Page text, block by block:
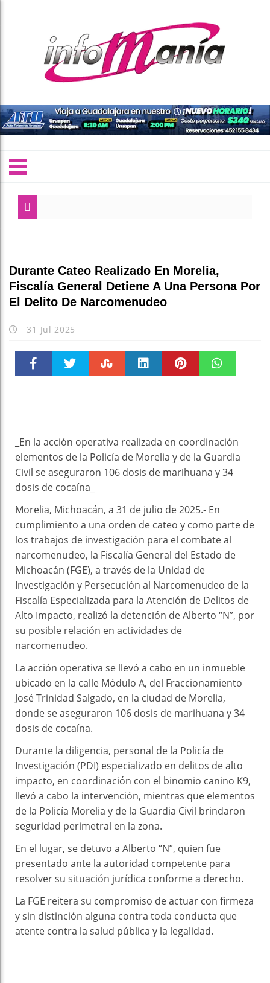
Durante Cateo Realizado En Morelia,
Fiscalía General Detiene A Una Persona Por
El Delito De Narcomenudeo
31 Jul 2025
_En la acción operativa realizada en coordinación
elementos de la Policía de Morelia y de la Guardia
Civil se aseguraron 106 dosis de marihuana y 34
dosis de cocaína_
Morelia, Michoacán, a 31 de julio de 2025.- En
cumplimiento a una orden de cateo y como parte de
los trabajos de investigación para el combate al
narcomenudeo, la Fiscalía General del Estado de
Michoacán (FGE), a través de la Unidad de
Investigación y Persecución al Narcomenudeo de la
Fiscalía Especializada para la Atención de Delitos de
Alto Impacto, realizó la detención de Alberto “N”, por
su posible relación en actividades de
narcomenudeo.
La acción operativa se llevó a cabo en un inmueble
ubicado en la calle Módulo A, del Fraccionamiento
José Trinidad Salgado, en la ciudad de Morelia,
donde se aseguraron 106 dosis de marihuana y 34
dosis de cocaína.
Durante la diligencia, personal de la Policía de
Investigación (PDI) especializado en delitos de alto
impacto, en coordinación con el binomio canino K9,
llevó a cabo la intervención, mientras que elementos
de la Policía Morelia y de la Guardia Civil brindaron
seguridad perimetral en la zona.
En el lugar, se detuvo a Alberto “N”, quien fue
presentado ante la autoridad competente para
resolver su situación jurídica conforme a derecho.
La FGE reitera su compromiso de actuar con firmeza
y sin distinción alguna contra toda conducta que
atente contra la salud pública y la legalidad.